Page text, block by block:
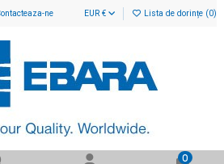
ne EUR € Lista de dorințe (0)
0